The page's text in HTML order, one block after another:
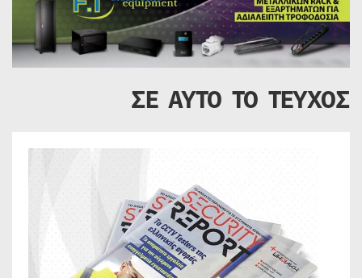
ΣΕ ΑΥΤΟ ΤΟ ΤΕΥΧΟΣ